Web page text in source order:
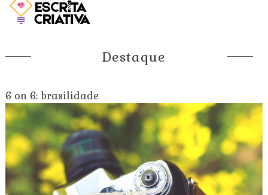
Destaque
6 on 6: brasilidade